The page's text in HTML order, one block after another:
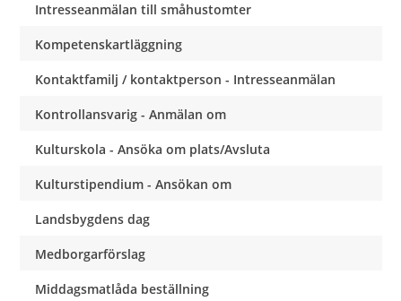
Intresseanmälan till småhustomter
Kompetenskartläggning
Kontaktfamilj / kontaktperson - Intresseanmälan
Kontrollansvarig - Anmälan om
Kulturskola - Ansöka om plats/Avsluta
Kulturstipendium - Ansökan om
Landsbygdens dag
Medborgarförslag
Middagsmatlåda beställning